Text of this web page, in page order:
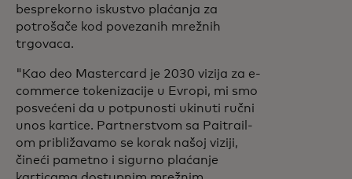
besprekorno iskustvo plaćanja za
potrošače kod povezanih mrežnih
trgovaca.
"Kao deo Mastercard je 2030 vizija za e-
commerce tokenizacije u Evropi, mi smo
posvećeni da u potpunosti ukinuti ručni
unos kartice. Partnerstvom sa Paitrail-
om približavamo se korak našoj viziji,
čineći pametno i sigurno plaćanje